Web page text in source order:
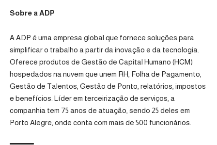
Sobre a ADP
A ADP é uma empresa global que fornece soluções para
simplificar o trabalho a partir da inovação e da tecnologia.
Oferece produtos de Gestão de Capital Humano (HCM)
hospedados na nuvem que unem RH, Folha de Pagamento,
Gestão de Talentos, Gestão de Ponto, relatórios, impostos
e benefícios. Líder em terceirização de serviços, a
companhia tem 75 anos de atuação, sendo 25 deles em
Porto Alegre, onde conta com mais de 500 funcionários.